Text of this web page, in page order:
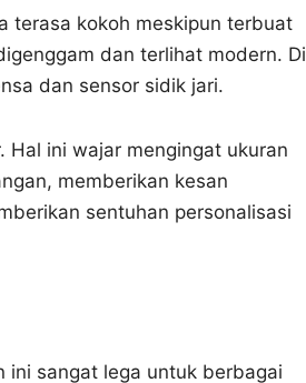
terasa kokoh meskipun terbuat
dan terlihat modern. Di
dan sensor sidik jari.
Hal ini wajar mengingat ukuran
memberikan kesan
sentuhan personalisasi
ini sangat lega untuk berbagai